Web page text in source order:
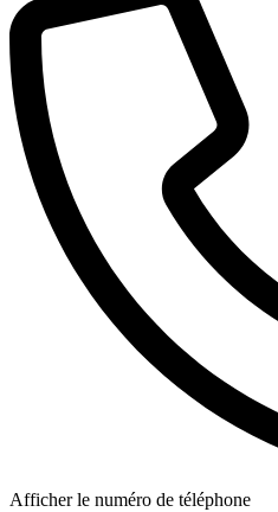
Afficher le numéro de téléphone